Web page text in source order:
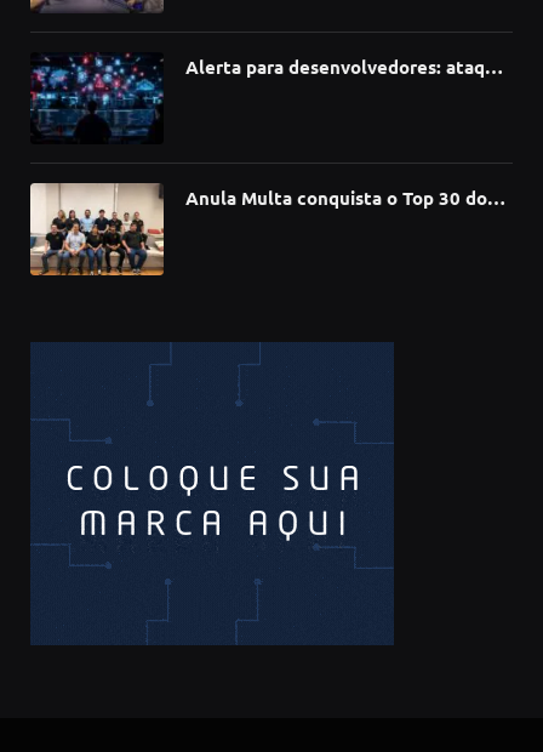
Alerta para desenvolvedores: ataque
Anula Multa conquista o Top 30 do